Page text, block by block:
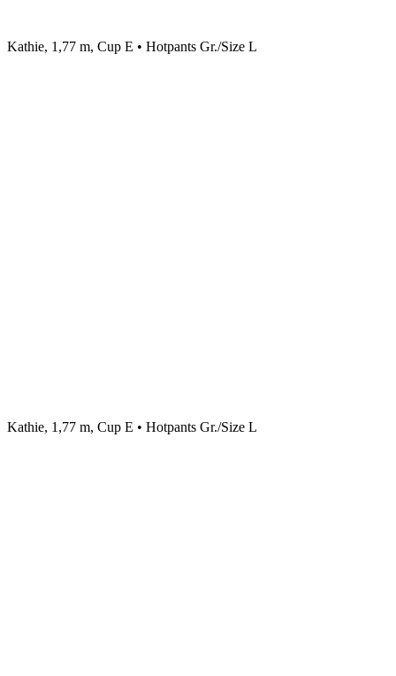
Kathie, 1,77 m, Cup E • Hotpants Gr./Size L
Kathie, 1,77 m, Cup E • Hotpants Gr./Size L